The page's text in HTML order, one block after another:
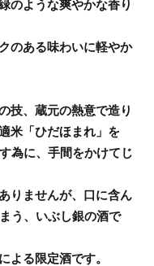
のような爽やかな香り
のある味わいに軽やか
技、蔵元の熱意で造り
米「ひだほまれ」を
為に、手間をかけてじ
りませんが、口に含ん
う、いぶし銀の酒で
よる限定酒です。